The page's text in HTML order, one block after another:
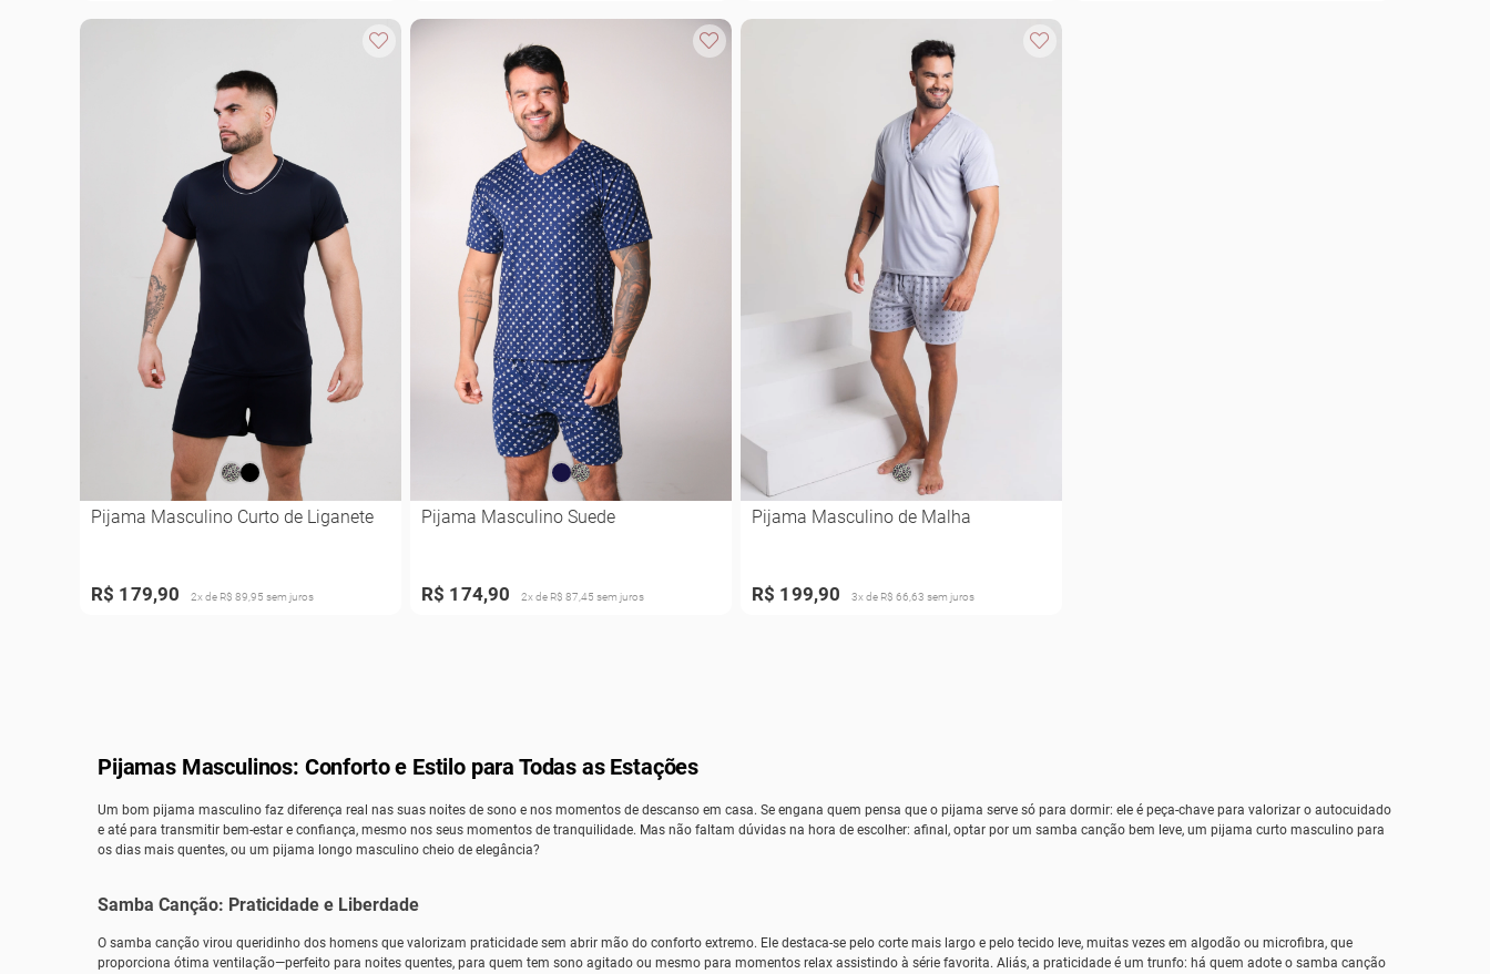
Pijama Masculino Curto de Liganete
R$ 179,90 2x de R$ 89,95 sem juros
Pijama Masculino Suede
R$ 174,90 2x de R$ 87,45 sem juros
Pijama Masculino de Malha
R$ 199,90 3x de R$ 66,63 sem juros
Pijamas Masculinos: Conforto e Estilo para Todas as Estações
Um bom pijama masculino faz diferença real nas suas noites de sono e nos momentos de descanso em casa. Se engana quem pensa que o pijama serve só para dormir: ele é peça-chave para valorizar o autocuidado
e até para transmitir bem-estar e confiança, mesmo nos seus momentos de tranquilidade. Mas não faltam dúvidas na hora de escolher: afinal, optar por um samba canção bem leve, um pijama curto masculino para
os dias mais quentes, ou um pijama longo masculino cheio de elegância?
Samba Canção: Praticidade e Liberdade
O samba canção virou queridinho dos homens que valorizam praticidade sem abrir mão do conforto extremo. Ele destaca-se pelo corte mais largo e pelo tecido leve, muitas vezes em algodão ou microfibra, que
proporciona ótima ventilação—perfeito para noites quentes, para quem tem sono agitado ou mesmo para momentos relax assistindo à série favorita. Aliás, a praticidade é um trunfo: há quem adote o samba canção